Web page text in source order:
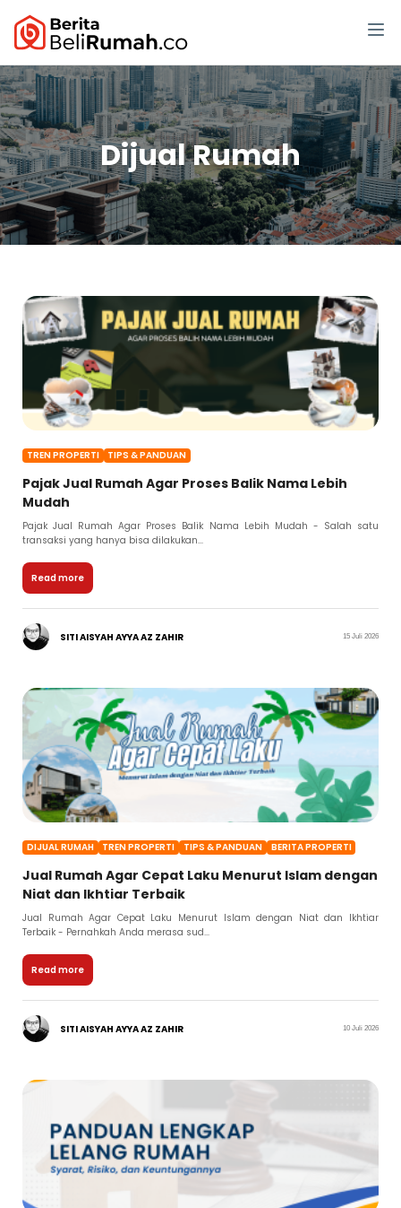
Dijual Rumah
TREN PROPERTI TIPS & PANDUAN
Pajak Jual Rumah Agar Proses Balik Nama Lebih
Mudah
Pajak Jual Rumah Agar Proses Balik Nama Lebih Mudah - Salah satu
transaksi yang hanya bisa dilakukan...
Read more
SITI AISYAH AYYA AZ ZAHIR 15 Juli 2026
DIJUAL RUMAH TREN PROPERTI TIPS & PANDUAN BERITA PROPERTI
Jual Rumah Agar Cepat Laku Menurut Islam dengan
Niat dan Ikhtiar Terbaik
Jual Rumah Agar Cepat Laku Menurut Islam dengan Niat dan Ikhtiar
Terbaik - Pernahkah Anda merasa sud...
Read more
SITI AISYAH AYYA AZ ZAHIR 10 Juli 2026